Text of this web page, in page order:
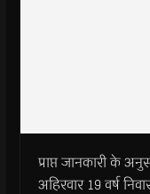
प्राप्त जानकारी के
अहिरवार 19 वर्ष